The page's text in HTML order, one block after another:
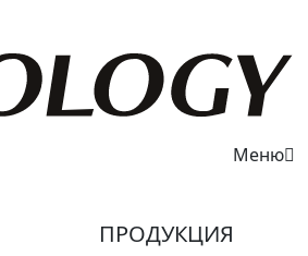
Меню
ПРОДУКЦИЯ